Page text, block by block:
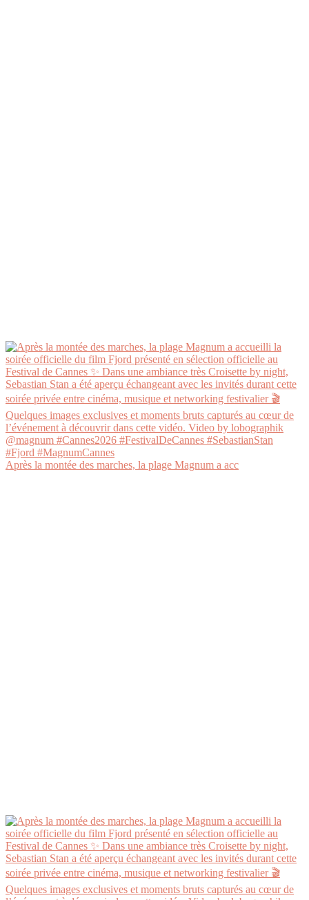
Après la montée des marches, la plage Magnum a acc